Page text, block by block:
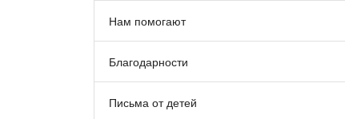
Нам помогают
Благодарности
Письма от детей